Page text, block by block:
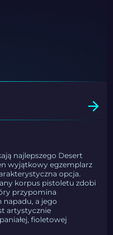
najlepszego Desert
wyjątkowy egzemplarz
opcja.
korpus pistoletu zdobi
przypomina
a jego
artystycznie
fioletowej